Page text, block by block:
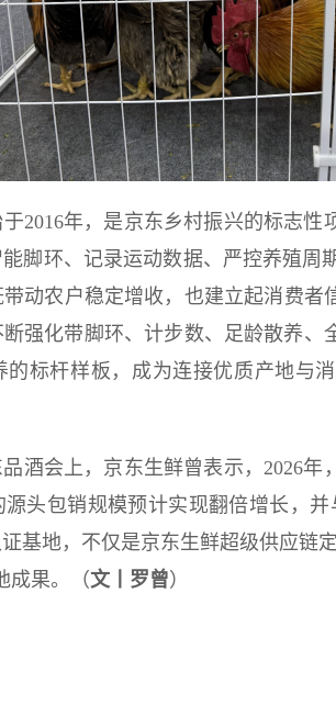
2016年，是京东乡村振兴的标志
脚环、记录运动数据、严控养殖周
动农户稳定增收，也建立起消费
强化带脚环、计步数、足龄散养、
的标杆样板，成为连接优质产地与
酒会上，京东生鲜曾表示，2026
头包销规模预计实现翻倍增长，
基地，不仅是京东生鲜超级供应链
成果。（文丨罗曾）